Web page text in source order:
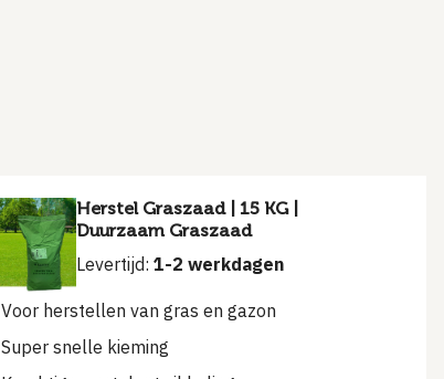
Herstel Graszaad | 15 KG |
Duurzaam Graszaad
Levertijd: 1-2 werkdagen
Voor herstellen van gras en gazon
Super snelle kieming